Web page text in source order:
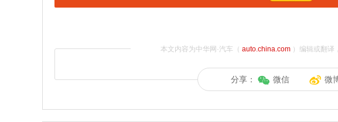
本文内容为中华网·汽车（ auto.china.com）编辑或翻译
分享： 微信 微